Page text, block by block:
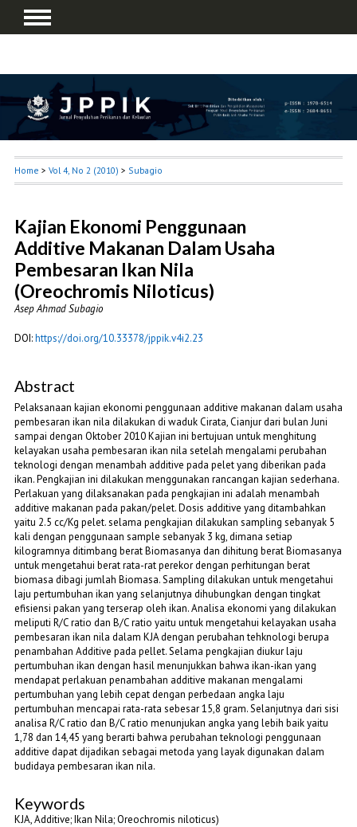
Home > Vol 4, No 2 (2010) > Subagio
Kajian Ekonomi Penggunaan
Additive Makanan Dalam Usaha
Pembesaran Ikan Nila
(Oreochromis Niloticus)
Asep Ahmad Subagio
DOI:https://doi.org/10.33378/jppik.v4i2.23
Abstract
Pelaksanaan kajian ekonomi penggunaan additive makanan dalam usaha
pembesaran ikan nila dilakukan di waduk Cirata, Cianjur dari bulan Juni
sampai dengan Oktober 2010 Kajian ini bertujuan untuk menghitung
kelayakan usaha pembesaran ikan nila setelah mengalami perubahan
teknologi dengan menambah additive pada pelet yang diberikan pada
ikan. Pengkajian ini dilakukan menggunakan rancangan kajian sederhana.
Perlakuan yang dilaksanakan pada pengkajian ini adalah menambah
additive makanan pada pakan/pelet. Dosis additive yang ditambahkan
yaitu 2.5 cc/Kg pelet. selama pengkajian dilakukan sampling sebanyak 5
kali dengan penggunaan sample sebanyak 3 kg, dimana setiap
kilogramnya ditimbang berat Biomasanya dan dihitung berat Biomasanya
untuk mengetahui berat rata-rat perekor dengan perhitungan berat
biomasa dibagi jumlah Biomasa. Sampling dilakukan untuk mengetahui
laju pertumbuhan ikan yang selanjutnya dihubungkan dengan tingkat
efisiensi pakan yang terserap oleh ikan. Analisa ekonomi yang dilakukan
meliputi R/C ratio dan B/C ratio yaitu untuk mengetahui kelayakan usaha
pembesaran ikan nila dalam KJA dengan perubahan tehknologi berupa
penambahan Additive pada pellet. Selama pengkajian diukur laju
pertumbuhan ikan dengan hasil menunjukkan bahwa ikan-ikan yang
mendapat perlakuan penambahan additive makanan mengalami
pertumbuhan yang lebih cepat dengan perbedaan angka laju
pertumbuhan mencapai rata-rata sebesar 15,8 gram. Selanjutnya dari sisi
analisa R/C ratio dan B/C ratio menunjukan angka yang lebih baik yaitu
1,78 dan 14,45 yang berarti bahwa perubahan teknologi penggunaan
additive dapat dijadikan sebagai metoda yang layak digunakan dalam
budidaya pembesaran ikan nila.
Keywords
KJA, Additive; Ikan Nila; Oreochromis niloticus)